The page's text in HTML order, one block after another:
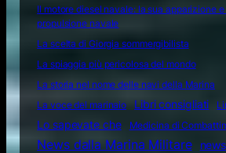
Il motore diesel navale: la sua apparizione
propulsione navale
La scelta di Giorgia sommergibilista
La spiaggia più pericolosa del mondo
La storia nel nome delle navi della Marina
La voce del marinaio
Libri consigliati
Lo sapevate che Medicina di
News dalla Marina Militare